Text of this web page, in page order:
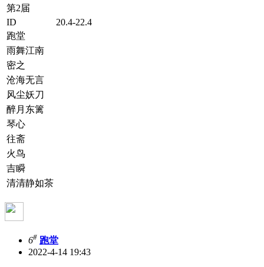
第2届
ID
20.4-22.4
跑堂
雨舞江南
密之
沧海无言
风尘妖刀
醉月东篱
琴心
往斋
火鸟
吉瞬
清清静如茶
6# 跑堂
2022-4-14 19:43